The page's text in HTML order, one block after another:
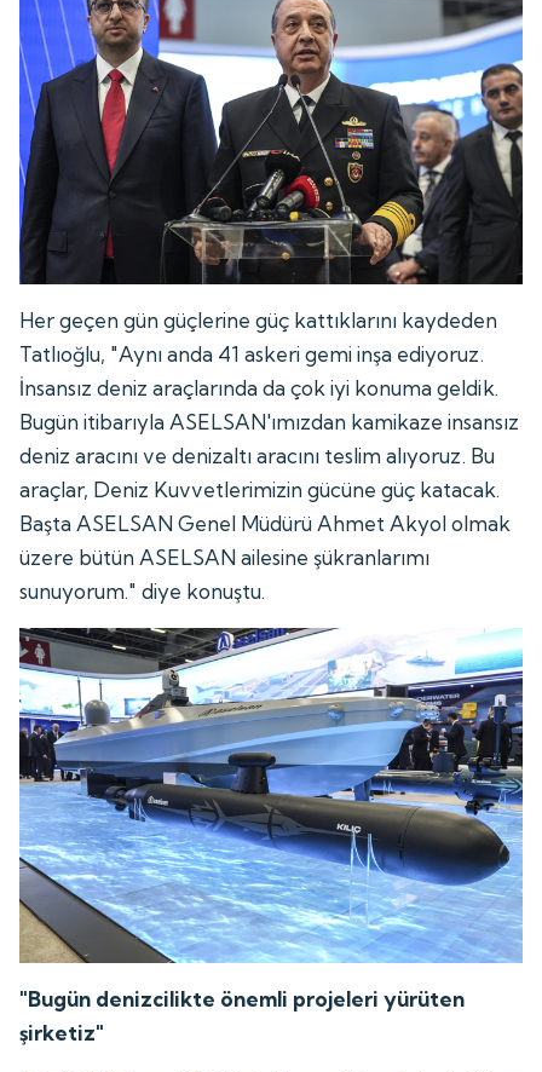
Her geçen gün güçlerine güç kattıklarını kaydeden
Tatlıoğlu, "Aynı anda 41 askeri gemi inşa ediyoruz.
İnsansız deniz araçlarında da çok iyi konuma geldik.
Bugün itibarıyla ASELSAN'ımızdan kamikaze insansız
deniz aracını ve denizaltı aracını teslim alıyoruz. Bu
araçlar, Deniz Kuvvetlerimizin gücüne güç katacak.
Başta ASELSAN Genel Müdürü Ahmet Akyol olmak
üzere bütün ASELSAN ailesine şükranlarımı
sunuyorum." diye konuştu.
"Bugün denizcilikte önemli projeleri yürüten
şirketiz"